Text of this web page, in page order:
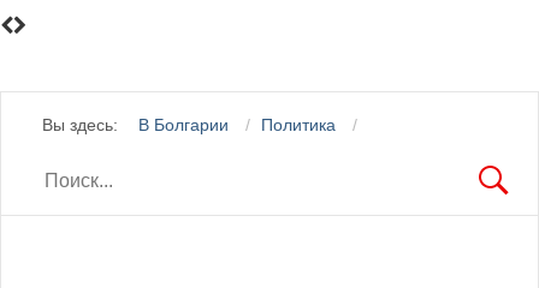
Вы здесь: В Болгарии Политика